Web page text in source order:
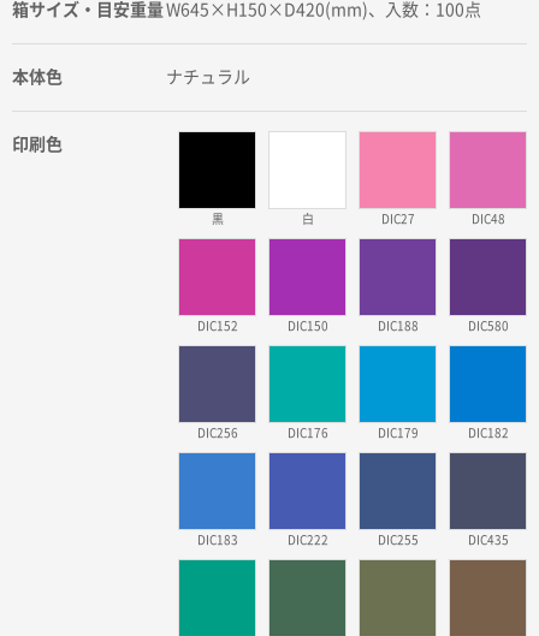
箱サイズ・目安重量W645×H150×D420(mm)、入数：100点
本体色 ナチュラル
印刷色
黒 白 DIC27 DIC48
DIC152 DIC150 DIC188 DIC580
DIC256 DIC176 DIC179 DIC182
DIC183 DIC222 DIC255 DIC435